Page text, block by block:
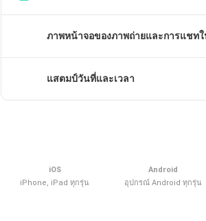
ภาพหน้าจอของภาพถ่ายและการแชท
แสตมป์วันที่และเวลา
iOS
iPhone, iPad ทุกรุ่น
Android
อุปกรณ์ Android ทุกรุ่น